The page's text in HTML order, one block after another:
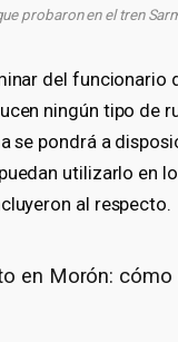
probaron en el tren
del funcionario
ningún tipo de
se pondrá a
utilizarlo en
al respecto.
en Morón: